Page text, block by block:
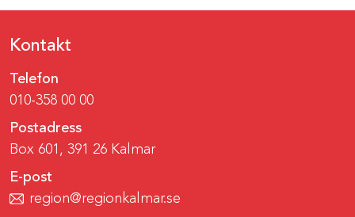
Kontakt
Telefon
010-358 00 00
Postadress
Box 601, 391 26 Kalmar
E-post
region@regionkalmar.se